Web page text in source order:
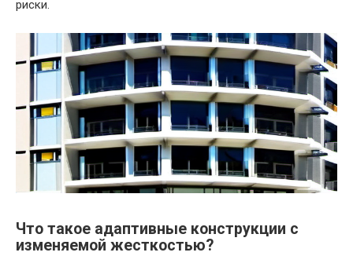
риски.
Что такое адаптивные конструкции с
изменяемой жесткостью?